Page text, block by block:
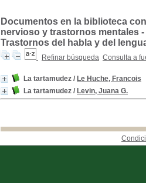
Documentos en la biblioteca
nervioso y trastornos mentales
Trastornos del habla y del
Refinar búsqueda Consulta a
La tartamudez / Le Huche, Francois
La tartamudez / Levin, Juana G.